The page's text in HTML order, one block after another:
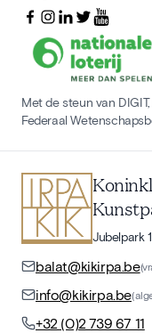
Met de steun van
Federaal
Jubelpark
balat@kikirpa.be
info@kikirpa.be
+32 (0)2 739 67 11